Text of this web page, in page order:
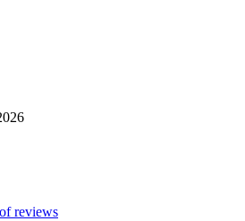
reviews